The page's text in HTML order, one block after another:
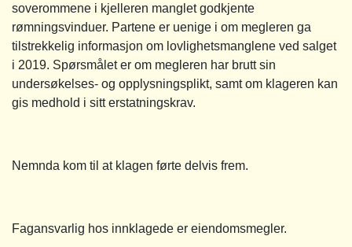
soverommene i kjelleren manglet godkjente
rømningsvinduer. Partene er uenige i om megleren ga
tilstrekkelig informasjon om lovlighetsmanglene ved salget
i 2019. Spørsmålet er om megleren har brutt sin
undersøkelses- og opplysningsplikt, samt om klageren kan
gis medhold i sitt erstatningskrav.
Nemnda kom til at klagen førte delvis frem.
Fagansvarlig hos innklagede er eiendomsmegler.